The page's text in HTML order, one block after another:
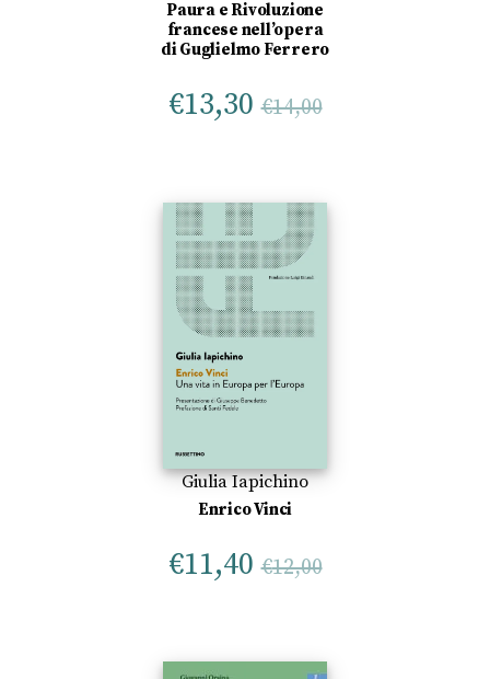
Paura e Rivoluzione
francese nell’opera
di Guglielmo Ferrero
€13,30 €14,00
Giulia Iapichino
Enrico Vinci
€11,40 €12,00